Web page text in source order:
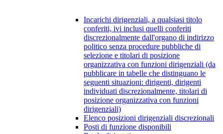
Incarichi dirigenziali, a qualsiasi titolo
conferiti, ivi inclusi quelli conferiti
discrezionalmente dall'organo di indirizzo
politico senza procedure pubbliche di
selezione e titolari di posizione
organizzativa con funzioni dirigenziali (da
pubblicare in tabelle che distinguano le
seguenti situazioni: dirigenti, dirigenti
individuati discrezionalmente, titolari di
posizione organizzativa con funzioni
dirigenziali)
Elenco posizioni dirigenziali discrezionali
Posti di funzione disponibili